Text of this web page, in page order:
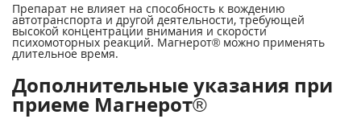
Препарат не влияет на способность к вождению
автотранспорта и другой деятельности, требующей
высокой концентрации внимания и скорости
психомоторных реакций. Магнерот® можно применять
длительное время.
Дополнительные указания при
приеме Магнерот®